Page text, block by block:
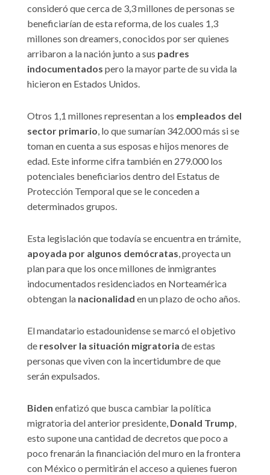
consideró que cerca de 3,3 millones de personas se
beneficiarían de esta reforma, de los cuales 1,3
millones son dreamers, conocidos por ser quienes
arribaron a la nación junto a sus padres
indocumentados pero la mayor parte de su vida la
hicieron en Estados Unidos.
Otros 1,1 millones representan a los empleados del
sector primario, lo que sumarían 342.000 más si se
toman en cuenta a sus esposas e hijos menores de
edad. Este informe cifra también en 279.000 los
potenciales beneficiarios dentro del Estatus de
Protección Temporal que se le conceden a
determinados grupos.
Esta legislación que todavía se encuentra en trámite,
apoyada por algunos demócratas, proyecta un
plan para que los once millones de inmigrantes
indocumentados residenciados en Norteamérica
obtengan la nacionalidad en un plazo de ocho años.
El mandatario estadounidense se marcó el objetivo
de resolver la situación migratoria de estas
personas que viven con la incertidumbre de que
serán expulsados.
Biden enfatizó que busca cambiar la política
migratoria del anterior presidente, Donald Trump,
esto supone una cantidad de decretos que poco a
poco frenarán la financiación del muro en la frontera
con México o permitirán el acceso a quienes fueron